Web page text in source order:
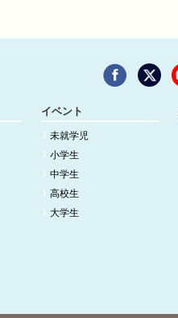
イベント
未就学児
小学生
中学生
高校生
大学生